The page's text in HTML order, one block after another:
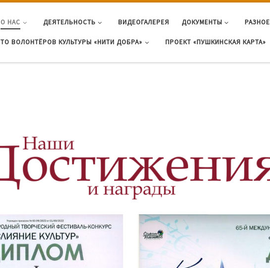
О НАС ДЕЯТЕЛЬНОСТЬ ВИДЕОГАЛЕРЕЯ ДОКУМЕНТЫ РАЗНОЕ
ТО ВОЛОНТЁРОВ КУЛЬТУРЫ «НИТИ ДОБРА» ПРОЕКТ «ПУШКИНСКАЯ КАРТА»